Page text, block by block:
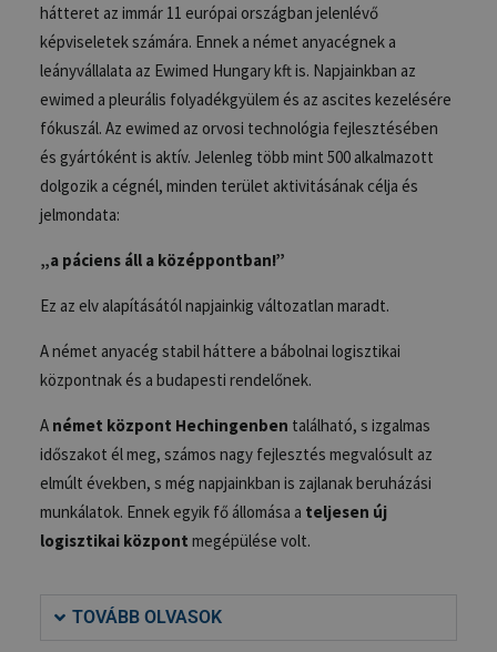
hátteret az immár 11 európai országban jelenlévő
képviseletek számára. Ennek a német anyacégnek a
leányvállalata az Ewimed Hungary kft is. Napjainkban az
ewimed a pleurális folyadékgyülem és az ascites kezelésére
fókuszál. Az ewimed az orvosi technológia fejlesztésében
és gyártóként is aktív. Jelenleg több mint 500 alkalmazott
dolgozik a cégnél, minden terület aktivitásának célja és
jelmondata:
„a páciens áll a középpontban!”
Ez az elv alapításától napjainkig változatlan maradt.
A német anyacég stabil háttere a bábolnai logisztikai
központnak és a budapesti rendelőnek.
A német központ Hechingenben található, s izgalmas
időszakot él meg, számos nagy fejlesztés megvalósult az
elmúlt években, s még napjainkban is zajlanak beruházási
munkálatok. Ennek egyik fő állomása a teljesen új
logisztikai központ megépülése volt.
TOVÁBB OLVASOK